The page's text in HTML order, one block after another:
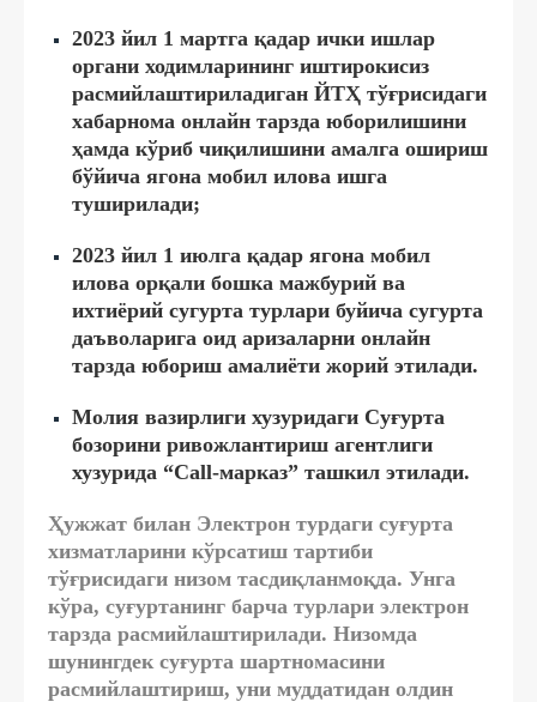
2023 йил 1 мартга қадар ички ишлар
органи ходимларининг иштирокисиз
расмийлаштириладиган ЙТҲ тўғрисидаги
хабарнома онлайн тарзда юборилишини
ҳамда кўриб чиқилишини амалга ошириш
бўйича ягона мобил илова ишга
туширилади;
2023 йил 1 июлга қадар ягона мобил
илова орқали бошка мажбурий ва
ихтиёрий сугурта турлари буйича сугурта
даъволарига оид аризаларни онлайн
тарзда юбориш амалиёти жорий этилади.
Молия вазирлиги хузуридаги Суғурта
бозорини ривожлантириш агентлиги
хузурида “Call-марказ” ташкил этилади.
Ҳужжат билан Электрон турдаги суғурта
хизматларини кўрсатиш тартиби
тўғрисидаги низом тасдиқланмоқда. Унга
кўра, суғуртанинг барча турлари электрон
тарзда расмийлаштирилади. Низомда
шунингдек суғурта шартномасини
расмийлаштириш, уни муддатидан олдин